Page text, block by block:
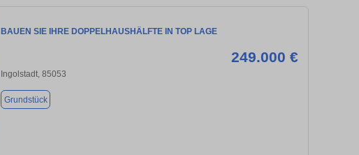
BAUEN SIE IHRE DOPPELHAUSHÄLFTE IN TOP LAGE
249.000 €
Ingolstadt, 85053
Grundstück